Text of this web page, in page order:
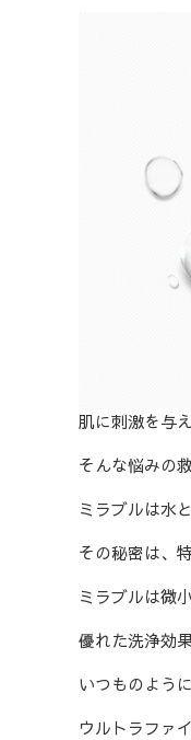
肌に刺激を与
そんな悩みの
ミラブルは水
その秘密は、
ミラブルは微
優れた洗浄効
いつものよう
ウルトラファ